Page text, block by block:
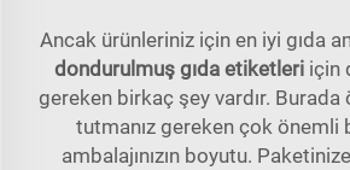
Ancak ürünleriniz için en iyi gıda
dondurulmuş gıda etiketleri için
gereken birkaç şey vardır. Burada
tutmanız gereken çok önemli
ambalajınızın boyutu.